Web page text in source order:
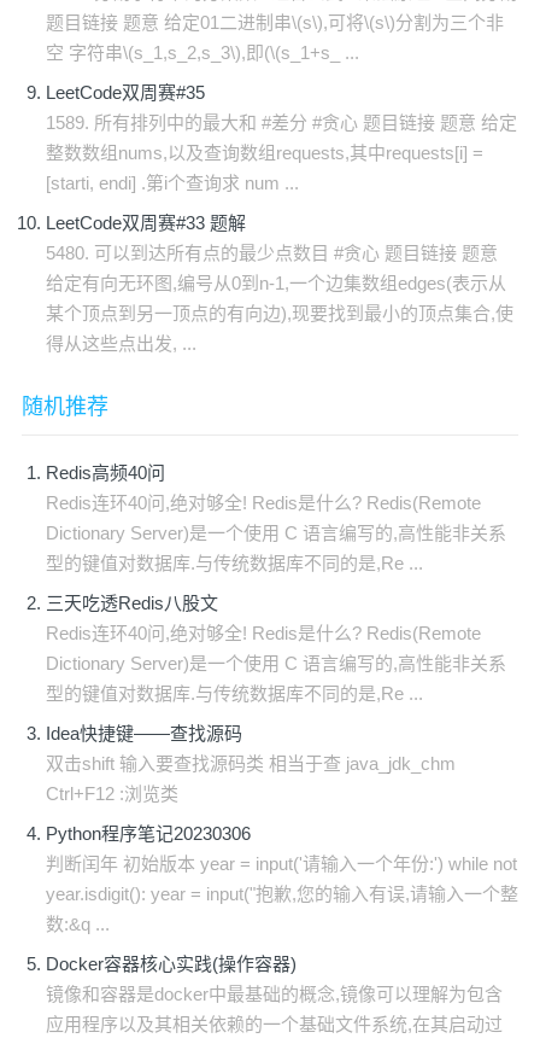
题目链接 题意 给定01二进制串\(s\),可将\(s\)分割为三个非
空 字符串\(s_1,s_2,s_3\),即(\(s_1+s_ ...
LeetCode双周赛#35
1589. 所有排列中的最大和 #差分 #贪心 题目链接 题意 给定
整数数组nums,以及查询数组requests,其中requests[i] =
[starti, endi] .第i个查询求 num ...
LeetCode双周赛#33 题解
5480. 可以到达所有点的最少点数目 #贪心 题目链接 题意
给定有向无环图,编号从0到n-1,一个边集数组edges(表示从
某个顶点到另一顶点的有向边),现要找到最小的顶点集合,使
得从这些点出发, ...
随机推荐
Redis高频40问
Redis连环40问,绝对够全! Redis是什么? Redis(Remote
Dictionary Server)是一个使用 C 语言编写的,高性能非关系
型的键值对数据库.与传统数据库不同的是,Re ...
三天吃透Redis八股文
Redis连环40问,绝对够全! Redis是什么? Redis(Remote
Dictionary Server)是一个使用 C 语言编写的,高性能非关系
型的键值对数据库.与传统数据库不同的是,Re ...
Idea快捷键——查找源码
双击shift 输入要查找源码类 相当于查 java_jdk_chm
Ctrl+F12 :浏览类
Python程序笔记20230306
判断闰年 初始版本 year = input('请输入一个年份:') while not
year.isdigit(): year = input("抱歉,您的输入有误,请输入一个整
数:&q ...
Docker容器核心实践(操作容器)
镜像和容器是docker中最基础的概念,镜像可以理解为包含
应用程序以及其相关依赖的一个基础文件系统,在其启动过